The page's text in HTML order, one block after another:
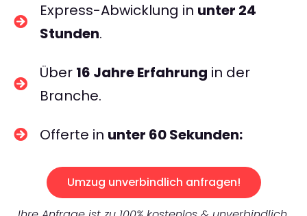
Express-Abwicklung in unter 24
Stunden.
Über 16 Jahre Erfahrung in der
Branche.
Offerte in unter 60 Sekunden:
Umzug unverbindlich anfragen!